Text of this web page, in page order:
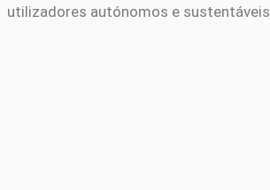
utilizadores autónomos e sustentáveis.